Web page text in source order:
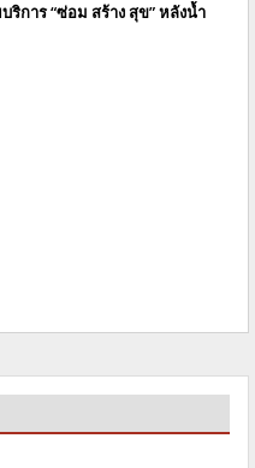
การ “ซ่อม สร้าง สุข” หลังน้ำ